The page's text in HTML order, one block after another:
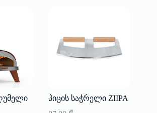
პიცის საჭრელი ZIIPA